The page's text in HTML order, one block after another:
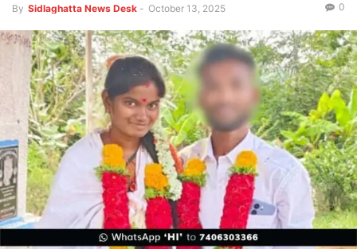
By Sidlaghatta News Desk - October 13, 2025 0